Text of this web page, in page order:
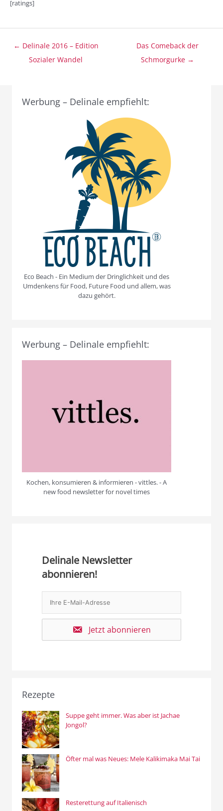
[ratings]
Beitragsnavigation
← Delinale 2016 – Edition
Sozialer Wandel
Das Comeback der
Schmorgurke →
Werbung – Delinale empfiehlt:
Eco Beach - Ein Medium der Dringlichkeit und des
Umdenkens für Food, Future Food und allem, was
dazu gehört.
Werbung – Delinale empfiehlt:
Kochen, konsumieren & informieren - vittles. - A
new food newsletter for novel times
Delinale Newsletter
abonnieren!
Jetzt abonnieren
Rezepte
Suppe geht immer. Was aber ist Jachae
Jongol?
Öfter mal was Neues: Mele Kalikimaka Mai Tai
Resterettung auf Italienisch